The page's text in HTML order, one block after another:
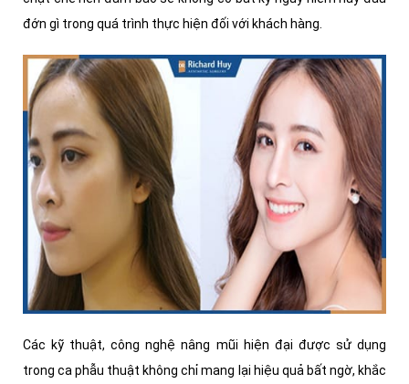
đớn gì trong quá trình thực hiện đối với khách hàng.
Các kỹ thuật, công nghệ nâng mũi hiện đại được sử dụng
trong ca phẫu thuật không chỉ mang lại hiệu quả bất ngờ, khắc